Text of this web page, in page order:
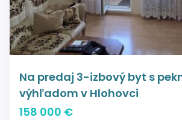
Na predaj 3-izbový byt s
výhľadom v Hlohovci
158 000 €